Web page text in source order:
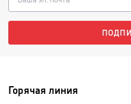
Горячая линия